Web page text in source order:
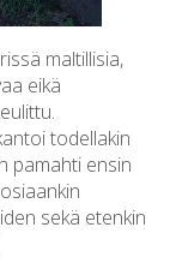
maltillisia,
eikä
todellakin
pamahti ensin
sekä etenkin